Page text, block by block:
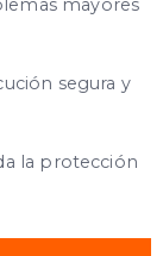
mayores
segura y
la protección